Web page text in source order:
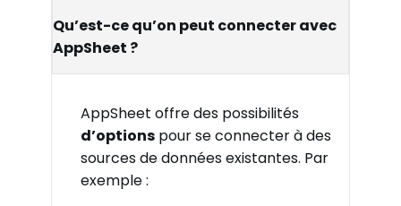
Qu’est-ce qu’on peut connecter avec
AppSheet ?
AppSheet offre des possibilités
d’options pour se connecter à des
sources de données existantes. Par
exemple :